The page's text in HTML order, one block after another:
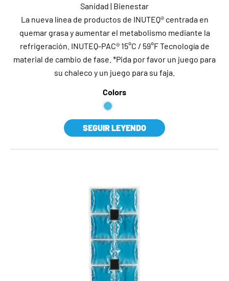
Sanidad | Bienestar
La nueva línea de productos de INUTEQ® centrada en
quemar grasa y aumentar el metabolismo mediante la
refrigeración. INUTEQ-PAC® 15°C / 59°F Tecnología de
material de cambio de fase. *Pida por favor un juego para
su chaleco y un juego para su faja.
Colors
SEGUIR LEYENDO